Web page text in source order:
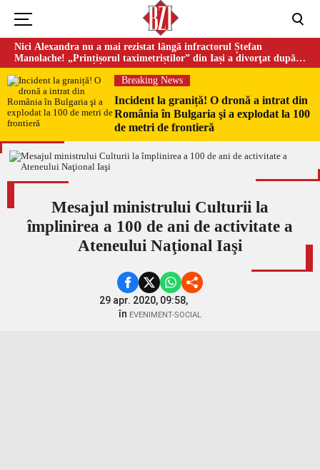
Nici Alexandra nu a mai rezistat lângă infractorul Ștefan
Manolache! „Prințișorul taximetriștilor” din Iași a divorţat după
doi ani de căsnicie
Breaking News
Incident la graniță! O dronă a intrat din
România în Bulgaria şi a explodat la 100
de metri de frontieră
Mesajul ministrului Culturii la
împlinirea a 100 de ani de activitate a
Ateneului Naţional Iaşi
29 apr. 2020, 09:58,
în EVENIMENT-SOCIAL